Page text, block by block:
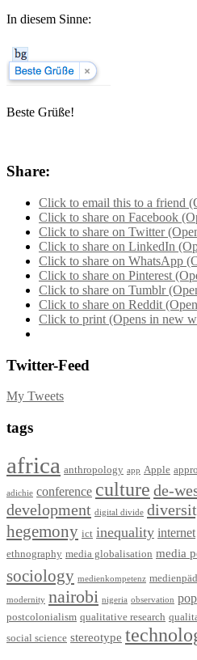
In diesem Sinne:
Beste Grüße!
Share:
Click to email this to a friend
Click to share on Facebook
Click to share on Twitter
Click to share on LinkedIn
Click to share on WhatsApp
Click to share on Pinterest
Click to share on Tumblr
Click to share on Reddit
Click to print (Opens in new
Twitter-Feed
My Tweets
tags
africa anthropology app Apple
adichie conference culture de-
development digital divide
hegemony ict inequality internet
ethnography media globalisation media
sociology medienkompetenz
modernity nairobi nigeria observation
postcolonialism qualitative research
social science stereotype